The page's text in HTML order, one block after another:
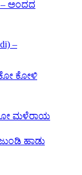
– ಅಂದದ
–
ಕೋ ಕೋಳಿ
ಮಳೆರಾಯ
ಹಾಡು